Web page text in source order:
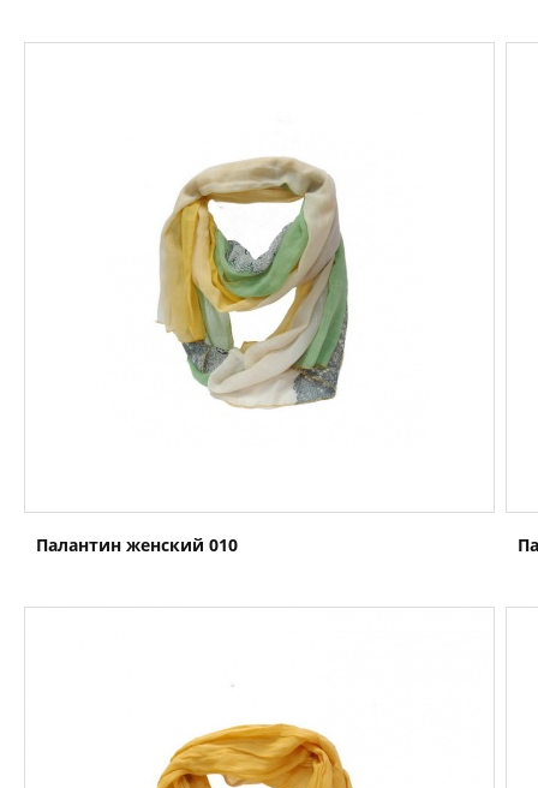
Палантин женский 010